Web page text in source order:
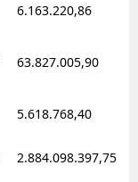
6.163.220,86
63.827.005,90
5.618.768,40
2.884.098.397,75